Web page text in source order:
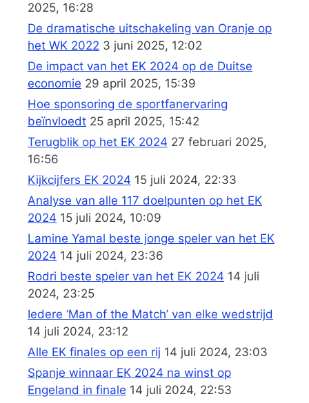
2025, 16:28
De dramatische uitschakeling van Oranje op
het WK 2022 3 juni 2025, 12:02
De impact van het EK 2024 op de Duitse
economie 29 april 2025, 15:39
Hoe sponsoring de sportfanervaring
beïnvloedt 25 april 2025, 15:42
Terugblik op het EK 2024 27 februari 2025,
16:56
Kijkcijfers EK 2024 15 juli 2024, 22:33
Analyse van alle 117 doelpunten op het EK
2024 15 juli 2024, 10:09
Lamine Yamal beste jonge speler van het EK
2024 14 juli 2024, 23:36
Rodri beste speler van het EK 2024 14 juli
2024, 23:25
Iedere ‘Man of the Match’ van elke wedstrijd
14 juli 2024, 23:12
Alle EK finales op een rij 14 juli 2024, 23:03
Spanje winnaar EK 2024 na winst op
Engeland in finale 14 juli 2024, 22:53